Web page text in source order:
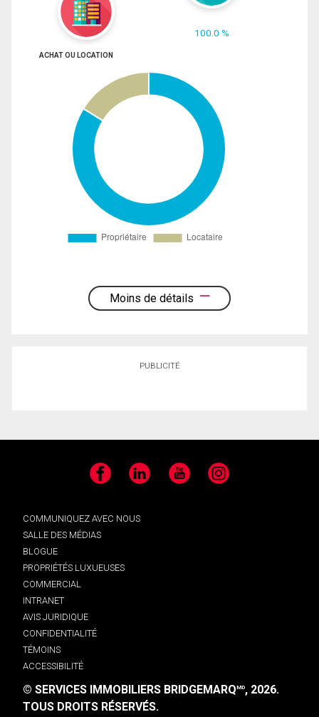
100.0 %
ACHAT OU LOCATION
Moins de détails
PUBLICITÉ
Facebook LinkedIn YouTube Instagram
COMMUNIQUEZ AVEC NOUS
SALLE DES MÉDIAS
BLOGUE
PROPRIÉTÉS LUXUEUSES
COMMERCIAL
INTRANET
AVIS JURIDIQUE
CONFIDENTIALITÉ
TÉMOINS
ACCESSIBILITÉ
© SERVICES IMMOBILIERS BRIDGEMARQMD, 2026.
TOUS DROITS RÉSERVÉS.